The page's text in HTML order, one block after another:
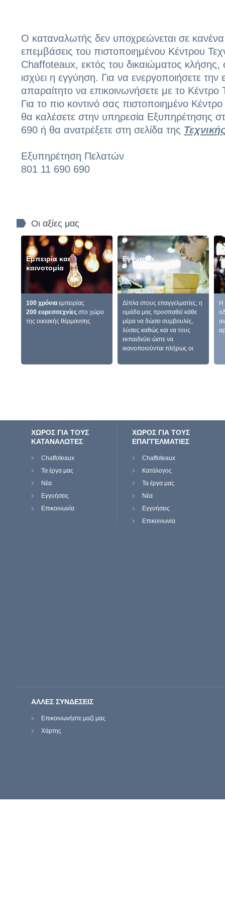
Ο καταναλωτής δεν υποχρεώνεται σε κανένα
επεμβάσεις του πιστοποιημένου Κέντρου
Chaffoteaux, εκτός του δικαιώματος
ισχύει η εγγύηση. Για να ενεργοποιήσετε την
απαραίτητο να επικοινωνήσετε με το Κέντρο
Για το πιο κοντινό σας πιστοποιημένο
θα καλέσετε στην υπηρεσία Εξυπηρέτησης
690 ή θα ανατρέξετε στη σελίδα της
Εξυπηρέτηση Πελατών
801 11 690 690
Οι αξίες μας
Εμπειρία και
καινοτομία
100 χρόνια εμπειρίας
200 ευρεσιτεχνίες στο χώρο
της οικιακής θέρμανσης
Εγγύτητα
Δίπλα στους επαγγελματίες, η
ομάδα μας προσπαθεί κάθε
μέρα να δώσει συμβουλές,
λύσεις καθώς και να τους
εκπαιδεύει ώστε να
ικανοποιούνται πλήρως οι
Η
ΧΩΡΟΣ ΓΙΑ ΤΟΥΣ
ΚΑΤΑΝΑΛΩΤΕΣ
Chaffoteaux
Τα έργα μας
Νέα
Εγγυήσεις
Επικοινωνία
ΧΩΡΟΣ ΓΙΑ ΤΟΥΣ
ΕΠΑΓΓΕΛΜΑΤΙΕΣ
Chaffoteaux
Κατάλογος
Τα έργα μας
Νέα
Εγγυήσεις
Επικοινωνία
ΑΛΛΕΣ ΣΥΝΔΕΣΕΙΣ
Επικοινωνήστε μαζί μας
Χάρτης